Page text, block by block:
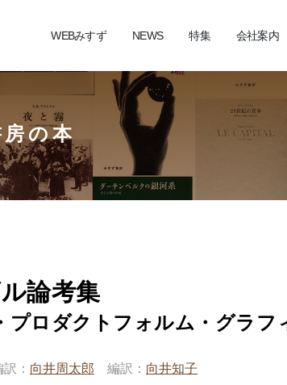
WEBみすず NEWS 特集 会社案内
の本
論考集
プロダクトフォルム・グラフ
訳 向井周太郎 編訳 向井知子